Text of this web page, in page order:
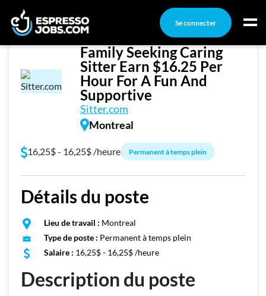
Se connecter
Créez un compte
Emplois
Recherchez un emploi
Compagnies
Conseils carrière
Nos chroniques
Inscrivez-vous à l'infolettre
Employeurs
Publiez une offre d'emploi
Sitter Wanted - Montreal
Family Seeking Caring
Sitter Earn $16.25 Per
Hour For A Fun And
Supportive
Sitter.com
Montreal
16,25$ - 16,25$ /heure Permanent à temps plein
Détails du poste
Lieu de travail : Montreal
Type de poste : Permanent à temps plein
Salaire : 16,25$ - 16,25$ /heure
Description du poste